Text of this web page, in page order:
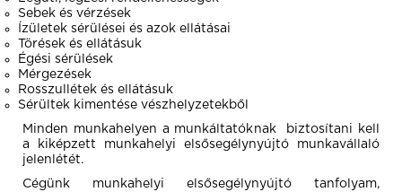
Sebek és vérzések
Ízületek sérülései és azok ellátásai
Törések és ellátásuk
Égési sérülések
Mérgezések
Rosszullétek és ellátásuk
Sérültek kimentése vészhelyzetekből
Minden munkahelyen a munkáltatóknak biztosítani kell
a kiképzett munkahelyi elsősegélynyújtó munkavállaló
jelenlétét.
Cégünk munkahelyi elsősegélynyújtó tanfolyam,